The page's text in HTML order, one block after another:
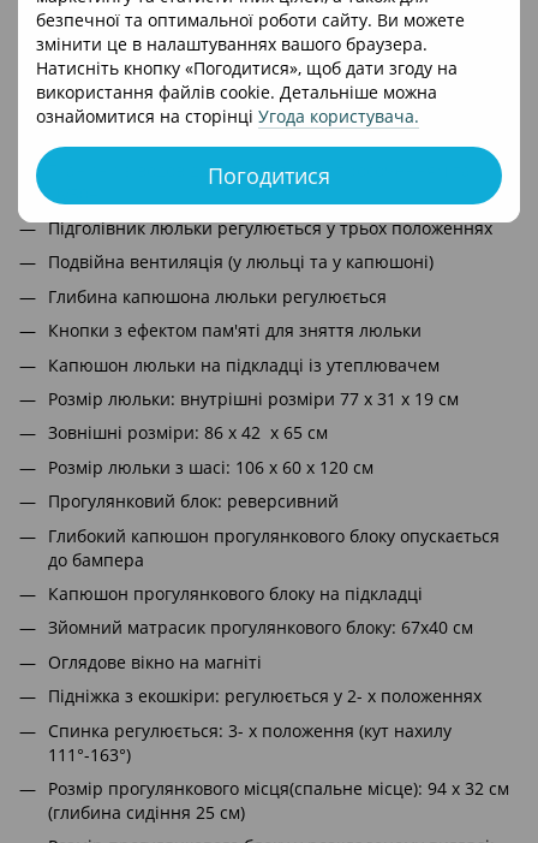
безпечної та оптимальної роботи сайту. Ви можете
змінити це в налаштуваннях вашого браузера.
Натисніть кнопку «Погодитися», щоб дати згоду на
використання файлів cookie. Детальніше можна
ознайомитися на сторінці Угода користувача.
Погодитися
Вік дитини: від народження до 4 років
Максимальне навантаження: до 22 кг
Максимальне навантаження на люльку: до 9 кг
Матеріал рами: алюміній
Тканини з водовідштовхувальним просоченням та
UV50+
Підголівник люльки регулюється у трьох положеннях
Подвійна вентиляція (у люльці та у капюшоні)
Глибина капюшона люльки регулюється
Кнопки з ефектом пам'яті для зняття люльки
Капюшон люльки на підкладці із утеплювачем
Розмір люльки: внутрішні розміри 77 х 31 x 19 см
Зовнішні розміри: 86 х 42 х 65 см
Розмір люльки з шасі: 106 х 60 х 120 см
Прогулянковий блок: реверсивний
Глибокий капюшон прогулянкового блоку опускається
до бампера
Капюшон прогулянкового блоку на підкладці
Зйомний матрасик прогулянкового блоку: 67х40 см
Оглядове вікно на магніті
Підніжка з екошкіри: регулюється у 2- х положеннях
Спинка регулюється: 3- х положення (кут нахилу
111°-163°)
Розмір прогулянкового місця(спальне місце): 94 х 32 см
(глибина сидіння 25 см)